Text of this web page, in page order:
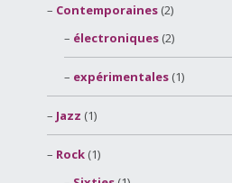
Contemporaines(2)
électroniques (2)
expérimentales (1)
Jazz (1)
Rock(1)